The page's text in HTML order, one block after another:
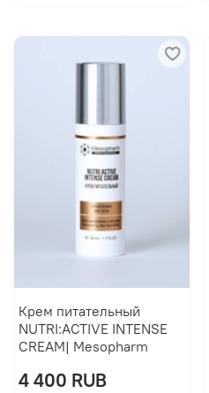
Крем питательный
NUTRI:ACTIVE INTENSE
CREAM| Mesopharm
4 400 RUB